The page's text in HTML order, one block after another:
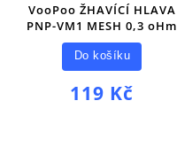
VooPoo ŽHAVÍCÍ HLAVA
PNP-VM1 MESH 0,3 oHm
119 Kč
Do košíku